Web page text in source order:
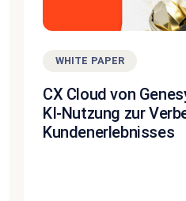
WHITE PAPER
CX Cloud von
KI-Nutzung zur
Kundenerlebnisses